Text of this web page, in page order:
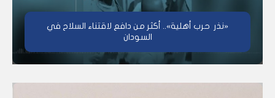
«نذر حرب أهلية».. أكثر من دافع لاقتناء السلاح في
السودان